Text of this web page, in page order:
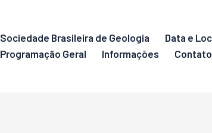
Sociedade Brasileira de Geologia Data e
Programação Geral
Informações Contato